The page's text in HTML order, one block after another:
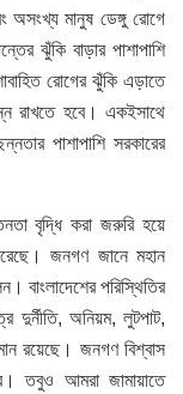
অসংখ্য মানুষ ডেঙ্গু রোগে
ঝুঁকি বাড়ার পাশাপাশি
রোগের ঝুঁকি এড়াতে
রাখতে হবে। একইসাথে
পাশাপাশি সরকারের
বৃদ্ধি করা জরুরি হয়ে
জনগণ জানে মহান
বাংলাদেশের পরিস্থিতির
দুর্নীতি, অনিয়ম, লুটপাট,
রয়েছে। জনগণ বিশ্বাস
তবুও আমরা জামায়াতে